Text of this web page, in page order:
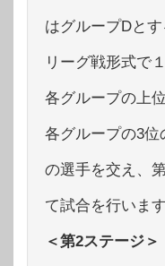
はグループDとす
リーグ戦形式で
各グループの上
各グループの3位
の選手を交え、
て試合を行います
＜第2ステージ＞